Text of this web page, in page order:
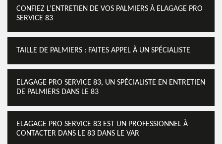
CONFIEZ L’ENTRETIEN DE VOS PALMIERS À ELAGAGE PRO
SERVICE 83
TAILLE DE PALMIERS : FAITES APPEL À UN SPÉCIALISTE
ELAGAGE PRO SERVICE 83, UN SPÉCIALISTE EN ENTRETIEN
DE PALMIERS DANS LE 83
ELAGAGE PRO SERVICE 83 EST UN PROFESSIONNEL À
CONTACTER DANS LE 83 DANS LE VAR